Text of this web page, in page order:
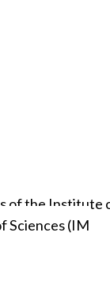
of the Institute
Sciences (IM